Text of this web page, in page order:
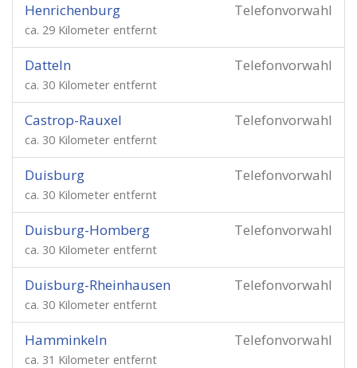
Telefonvorwahl
Henrichenburg
ca. 29 Kilometer entfernt
Telefonvorwahl
Datteln
ca. 30 Kilometer entfernt
Telefonvorwahl
Castrop-Rauxel
ca. 30 Kilometer entfernt
Telefonvorwahl
Duisburg
ca. 30 Kilometer entfernt
Telefonvorwahl
Duisburg-Homberg
ca. 30 Kilometer entfernt
Telefonvorwahl
Duisburg-Rheinhausen
ca. 30 Kilometer entfernt
Telefonvorwahl
Hamminkeln
ca. 31 Kilometer entfernt